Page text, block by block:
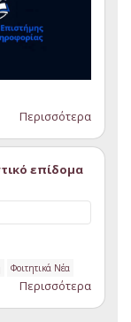
Περισσότερα
επίδομα
Φοιτητικά Νέα
Περισσότερα